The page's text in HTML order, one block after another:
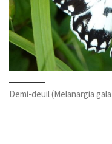
Demi-deuil (Melanargia